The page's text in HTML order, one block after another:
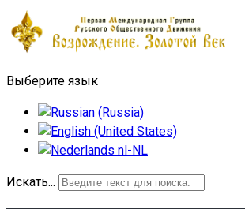
Выберите язык
Искать...